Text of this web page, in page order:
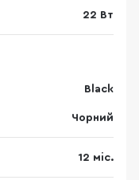
22 Вт
Black
Чорний
12 міс.